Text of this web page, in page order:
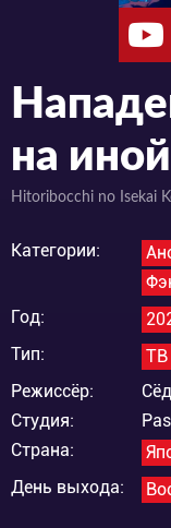
на
Hitoribocchi no Isekai
Категории:
Год:
Тип:
ТВ
Режиссёр:
Студия:
Страна:
День выхода: